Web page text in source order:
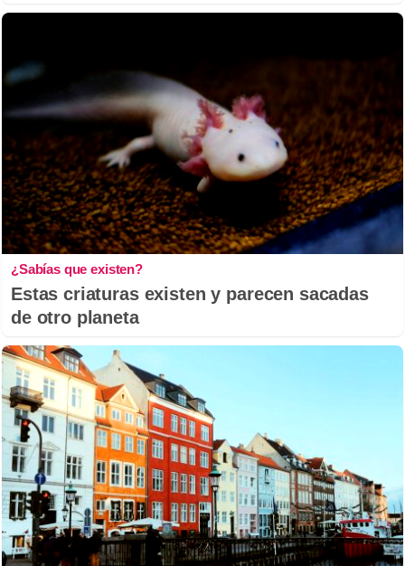
¿Sabías que existen?
Estas criaturas existen y parecen sacadas
de otro planeta